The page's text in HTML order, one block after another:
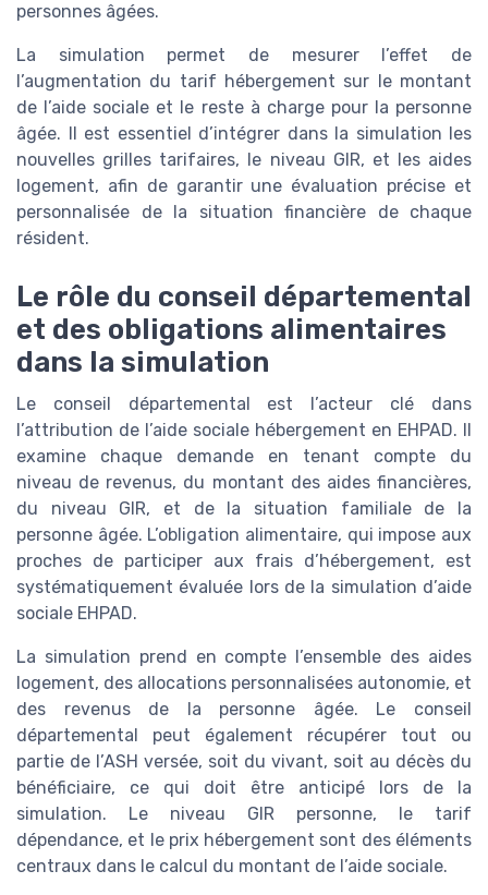
personnes âgées.
La simulation permet de mesurer l’effet de
l’augmentation du tarif hébergement sur le montant
de l’aide sociale et le reste à charge pour la personne
âgée. Il est essentiel d’intégrer dans la simulation les
nouvelles grilles tarifaires, le niveau GIR, et les aides
logement, afin de garantir une évaluation précise et
personnalisée de la situation financière de chaque
résident.
Le rôle du conseil départemental
et des obligations alimentaires
dans la simulation
Le conseil départemental est l’acteur clé dans
l’attribution de l’aide sociale hébergement en EHPAD. Il
examine chaque demande en tenant compte du
niveau de revenus, du montant des aides financières,
du niveau GIR, et de la situation familiale de la
personne âgée. L’obligation alimentaire, qui impose aux
proches de participer aux frais d’hébergement, est
systématiquement évaluée lors de la simulation d’aide
sociale EHPAD.
La simulation prend en compte l’ensemble des aides
logement, des allocations personnalisées autonomie, et
des revenus de la personne âgée. Le conseil
départemental peut également récupérer tout ou
partie de l’ASH versée, soit du vivant, soit au décès du
bénéficiaire, ce qui doit être anticipé lors de la
simulation. Le niveau GIR personne, le tarif
dépendance, et le prix hébergement sont des éléments
centraux dans le calcul du montant de l’aide sociale.